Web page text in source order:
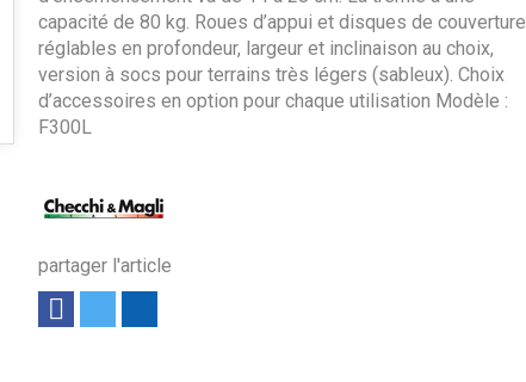
partager l'article
capacité de 80 kg. Roues d’appui et disques de couverture
réglables en profondeur, largeur et inclinaison au choix,
version à socs pour terrains très légers (sableux). Choix
d’accessoires en option pour chaque utilisation Modèle :
F300L